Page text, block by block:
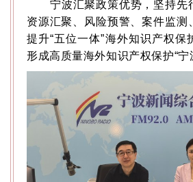
宁波汇聚政策优势，坚持先
资源汇聚、风险预警、案件监测
提升“五位一体”海外知识产权保
形成高质量海外知识产权保护“宁